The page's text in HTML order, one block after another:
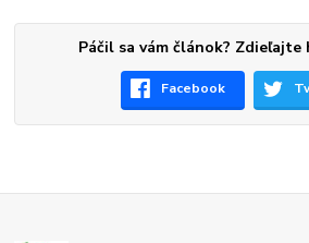
Páčil sa vám článok?
Facebook